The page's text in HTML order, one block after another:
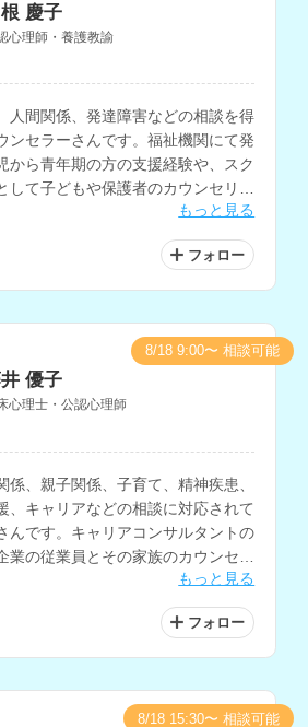
慶子
心理師・養護教諭
人間関係、発達障害などの相談を得
ンセラーさんです。福祉機関にて発
から青年期の方の支援経験や、スク
して子どもや保護者のカウンセリン
もっと見る
フォロー
優子
心理士・公認心理師
係、親子関係、子育て、精神疾患、
、キャリアなどの相談に対応されて
んです。キャリアコンサルタントの
業の従業員とその家族のカウンセリ
リニックでのカウンセリング・心理
もっと見る
フォロー
8/18 9:00〜 相談可能
8/18 15:30〜 相談可能